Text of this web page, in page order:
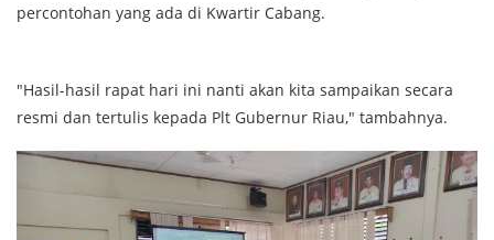
percontohan yang ada di Kwartir Cabang.
"Hasil-hasil rapat hari ini nanti akan kita sampaikan secara
resmi dan tertulis kepada Plt Gubernur Riau," tambahnya.